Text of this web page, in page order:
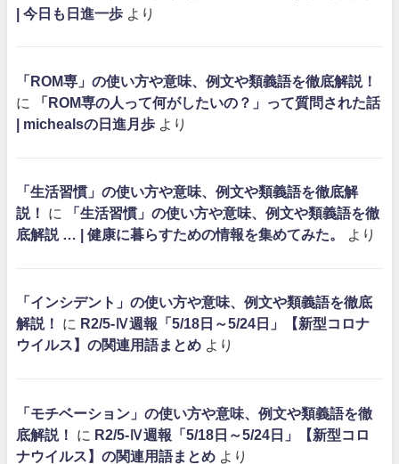
| 今日も日進一歩 より
「ROM専」の使い方や意味、例文や類義語を徹底解説！
に
「ROM専の人って何がしたいの？」って質問された話
| michealsの日進月歩 より
「生活習慣」の使い方や意味、例文や類義語を徹底解
説！
に
「生活習慣」の使い方や意味、例文や類義語を徹
底解説 … | 健康に暮らすための情報を集めてみた。
より
「インシデント」の使い方や意味、例文や類義語を徹底
解説！
に R2/5-Ⅳ週報「5/18日～5/24日」【新型コロナ
ウイルス】の関連用語まとめ より
「モチベーション」の使い方や意味、例文や類義語を徹
底解説！
に R2/5-Ⅳ週報「5/18日～5/24日」【新型コロ
ナウイルス】の関連用語まとめ より